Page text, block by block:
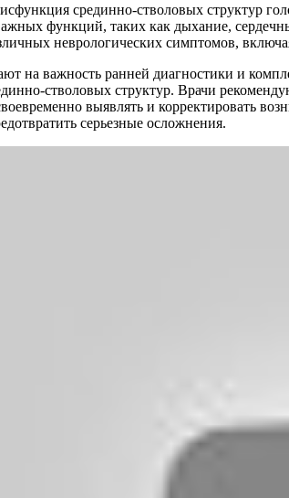
срединно-стволовых структур
функций, таких как дыхание,
неврологических симптомов,
на важность ранней диагностики и
стволовых структур. Врачи
выявлять и корректировать
серьезные осложнения.